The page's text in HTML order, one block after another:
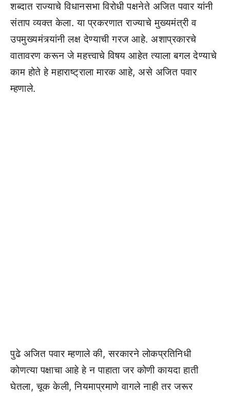
शब्दात राज्याचे विधानसभा विरोधी पक्षनेते अजित पवार यांनी
संताप व्यक्त केला. या प्रकरणात राज्याचे मुख्यमंत्री व
उपमुख्यमंत्र्यांनी लक्ष देण्याची गरज आहे. अशाप्रकारचे
वातावरण करून जे महत्त्वाचे विषय आहेत त्याला बगल देण्याचे
काम होते हे महाराष्ट्राला मारक आहे, असे अजित पवार
म्हणाले.
पुढे अजित पवार म्हणाले की, सरकारने लोकप्रतिनिधी
कोणत्या पक्षाचा आहे हे न पाहाता जर कोणी कायदा हाती
घेतला, चूक केली, नियमाप्रमाणे वागले नाही तर जरूर